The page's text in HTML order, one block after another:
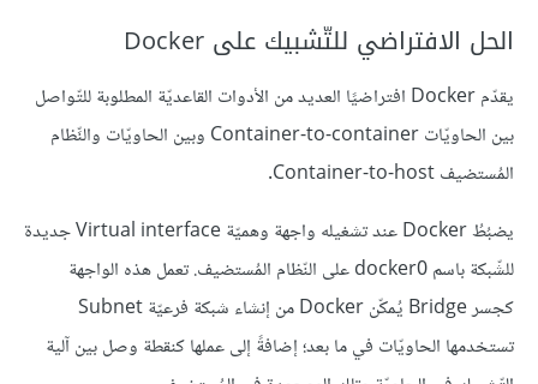
الحل الافتراضي للتّشبيك على Docker
يقدّم Docker افتراضيًا العديد من الأدوات القاعديّة المطلوبة للتّواصل
بين الحاويّات Container-to-container وبين الحاويّات والنِّظام
المُستضيف Container-to-host.
يضبُطُ Docker عند تشغيله واجهة وهميّة Virtual interface جديدة
للشّبكة باسم docker0 على النّظام المُستضيف. تعمل هذه الواجهة
كجسر Bridge يُمكّن Docker من إنشاء شبكة فرعيّة Subnet
تستخدمها الحاويّات في ما بعد؛ إضافةً إلى عملها كنقطة وصل بين آلية